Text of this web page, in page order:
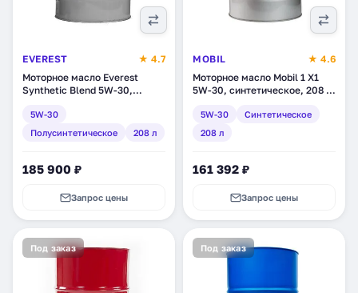
EVEREST
★ 4.7
Моторное масло Everest
Synthetic Blend 5W-30,
(FP53000EV055SB)
5W-30
Полусинтетическое
208 л
185 900 ₽
Запрос цены
MOBIL
★ 4.6
Моторное масло Mobil 1 X1
5W-30, синтетическое, 208 л
5W-30
Синтетическое
208 л
161 392 ₽
Запрос цены
Под заказ Под заказ